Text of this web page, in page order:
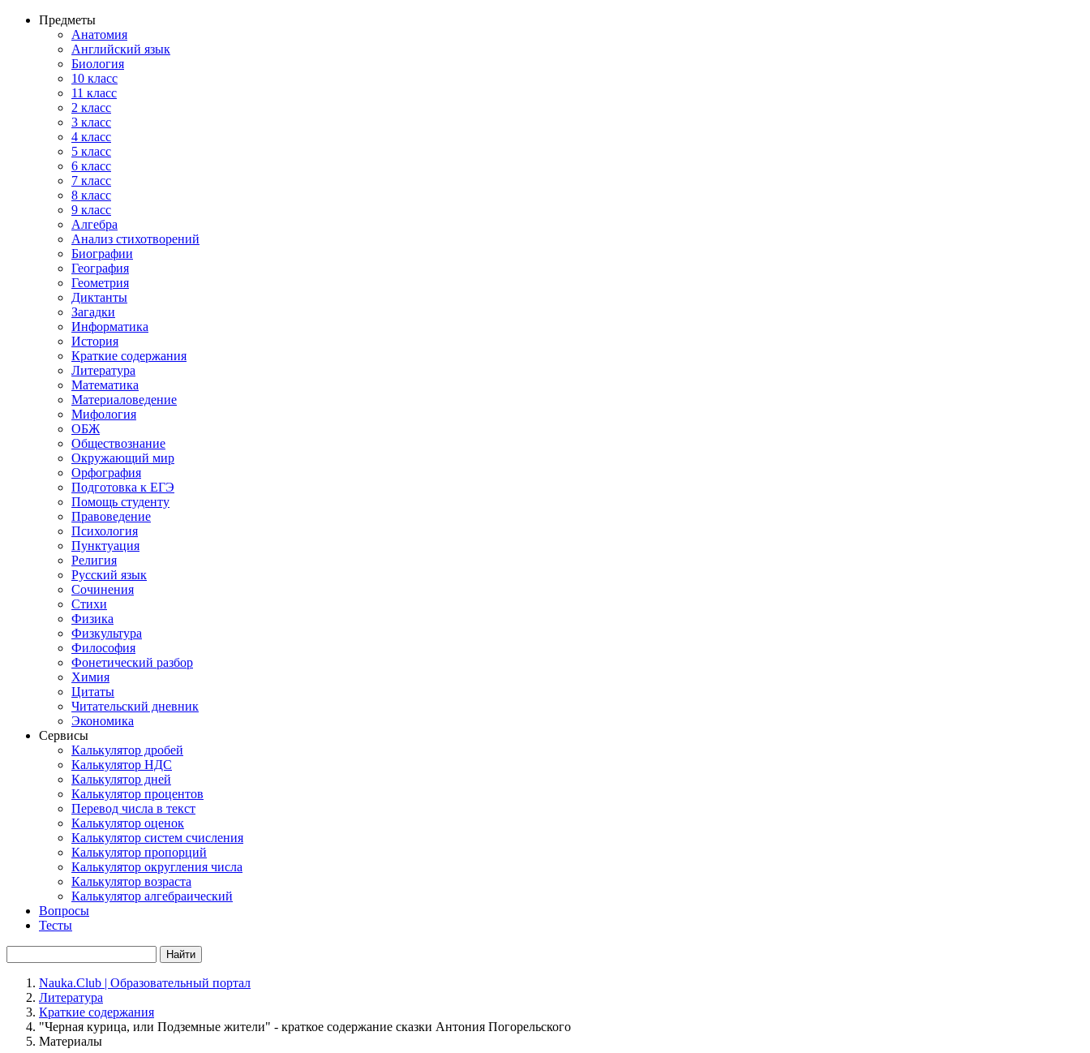
Предметы
Анатомия
Английский язык
Биология
10 класс
11 класс
2 класс
3 класс
4 класс
5 класс
6 класс
7 класс
8 класс
9 класс
Алгебра
Анализ стихотворений
Биографии
География
Геометрия
Диктанты
Загадки
Информатика
История
Краткие содержания
Литература
Математика
Материаловедение
Мифология
ОБЖ
Обществознание
Окружающий мир
Орфография
Подготовка к ЕГЭ
Помощь студенту
Правоведение
Психология
Пунктуация
Религия
Русский язык
Сочинения
Стихи
Физика
Физкультура
Философия
Фонетический разбор
Химия
Цитаты
Читательский дневник
Экономика
Сервисы
Калькулятор дробей
Калькулятор НДС
Калькулятор дней
Калькулятор процентов
Перевод числа в текст
Калькулятор оценок
Калькулятор систем счисления
Калькулятор пропорций
Калькулятор округления числа
Калькулятор возраста
Калькулятор алгебраический
Вопросы
Тесты
Найти
Nauka.Club | Образовательный портал
Литература
Краткие содержания
"Черная курица, или Подземные жители" - краткое содержание сказки Антония Погорельского
Материалы